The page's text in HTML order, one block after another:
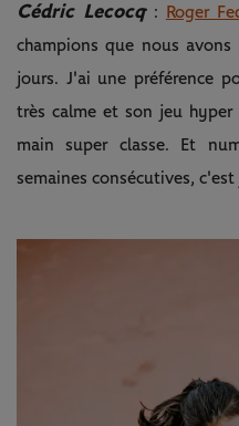
Cédric Lecocq : Roger
champions que nous
jours. J'ai une préférence
très calme et son jeu hyper
main super classe. Et
semaines consécutives,